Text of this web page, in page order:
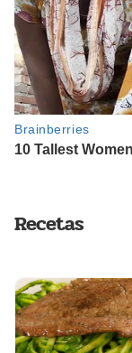
Recetas